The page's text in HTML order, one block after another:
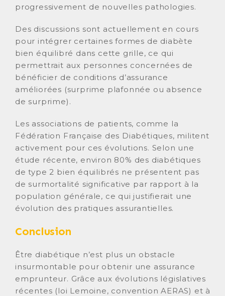
progressivement de nouvelles pathologies.
Des discussions sont actuellement en cours
pour intégrer certaines formes de diabète
bien équilibré dans cette grille, ce qui
permettrait aux personnes concernées de
bénéficier de conditions d’assurance
améliorées (surprime plafonnée ou absence
de surprime).
Les associations de patients, comme la
Fédération Française des Diabétiques, militent
activement pour ces évolutions. Selon une
étude récente, environ 80% des diabétiques
de type 2 bien équilibrés ne présentent pas
de surmortalité significative par rapport à la
population générale, ce qui justifierait une
évolution des pratiques assurantielles.
Conclusion
Être diabétique n’est plus un obstacle
insurmontable pour obtenir une assurance
emprunteur. Grâce aux évolutions législatives
récentes (loi Lemoine, convention AERAS) et à